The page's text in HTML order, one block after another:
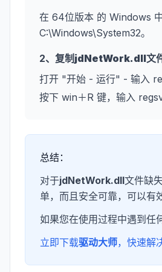
在 64位版本 的 Windows
C:\Windows\System32。
2、复制 jdNetWork.dll文
打开 "开始 - 运行" - 输入
按下 win＋R 键，输入
总结：
对于jdNetWork.dll文件缺
单，而且安全可靠，可以有
如果您在使用过程中遇到任
立即下载驱动大师，快速解